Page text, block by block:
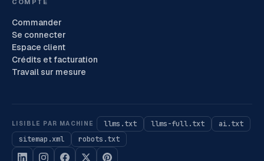
COMPTE
Commander
Se connecter
Espace client
Crédits et facturation
Travail sur mesure
LISIBLE PAR MACHINE llms.txt llms-full.txt
ai.txt
sitemap.xml
robots.txt